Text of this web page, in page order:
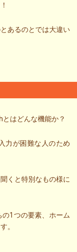
あるのとでは大違い
はどんな機能か？
力が困難な人のため
くと特別なもの様に
1つの要素、ホーム
。